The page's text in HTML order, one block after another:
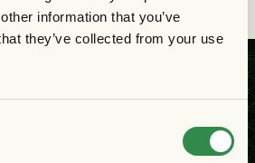
information that you’ve
they’ve collected from your use